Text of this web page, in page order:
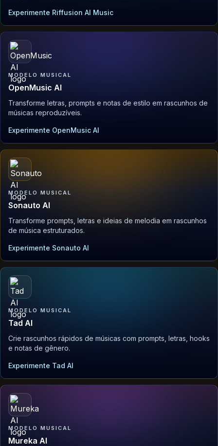
Experimente Riffusion AI Music
MODELO MUSICAL
OpenMusic AI
Transforme letras, prompts e notas de estilo em rascunhos de
músicas reproduzíveis.
Experimente OpenMusic AI
MODELO MUSICAL
Sonauto AI
Transforme prompts, letras e ideias de melodia em rascunhos
de música estruturados.
Experimente Sonauto AI
MODELO MUSICAL
Tad AI
Crie rascunhos rápidos de músicas com prompts, letras, hooks
e notas de gênero.
Experimente Tad AI
MODELO MUSICAL
Mureka AI